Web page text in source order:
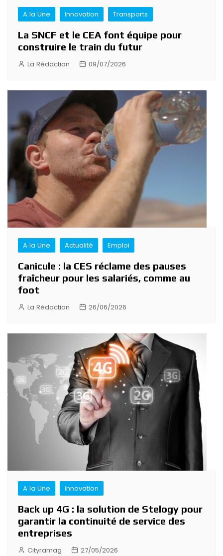
A la Une Innovation Transports
La SNCF et le CEA font équipe pour
construire le train du futur
La Rédaction 09/07/2026
A la Une Actualité Emploi
Canicule : la CES réclame des pauses
fraîcheur pour les salariés, comme au
foot
La Rédaction 26/06/2026
A la Une Innovation
Back up 4G : la solution de Stelogy pour
garantir la continuité de service des
entreprises
Cityramag 27/05/2026